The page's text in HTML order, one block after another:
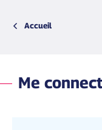
Bretagne
Centre-Val de
Biscuits et
Sels Poivres et
La Belle
Voyages
Fête des mères
Fête des pères
Accueil
Me